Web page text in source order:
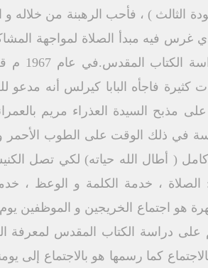
الثالث ) ، فأحب الرهبنة من خلاله و
غرس فيه مبدأ الصلاة لمواجهة
كذلك
فاجأه البابا كيرلس أنه
في ذلك الوقت على الطوب
كامل ( أطال الله حياته) لكي تصل
الصلاة ، خدمة الكلمة و الوعظ ،
هو اجتماع الخريجين و الموظفين
على دراسة الكتاب المقدس